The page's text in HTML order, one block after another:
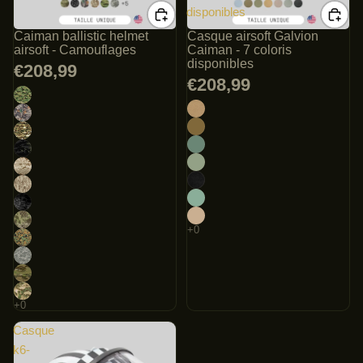
Caiman ballistic helmet
airsoft - Camouflages
€208,99
disponibles
Casque airsoft Galvion
Caiman - 7 coloris
disponibles
€208,99
Casque
k6-